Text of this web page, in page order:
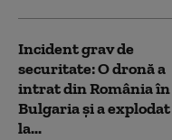
Incident grav de
securitate: O dronă a
intrat din România în
Bulgaria şi a explodat
la...